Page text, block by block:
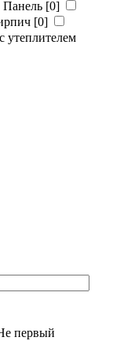
Панель [0]
[0]
утеплителем
первый